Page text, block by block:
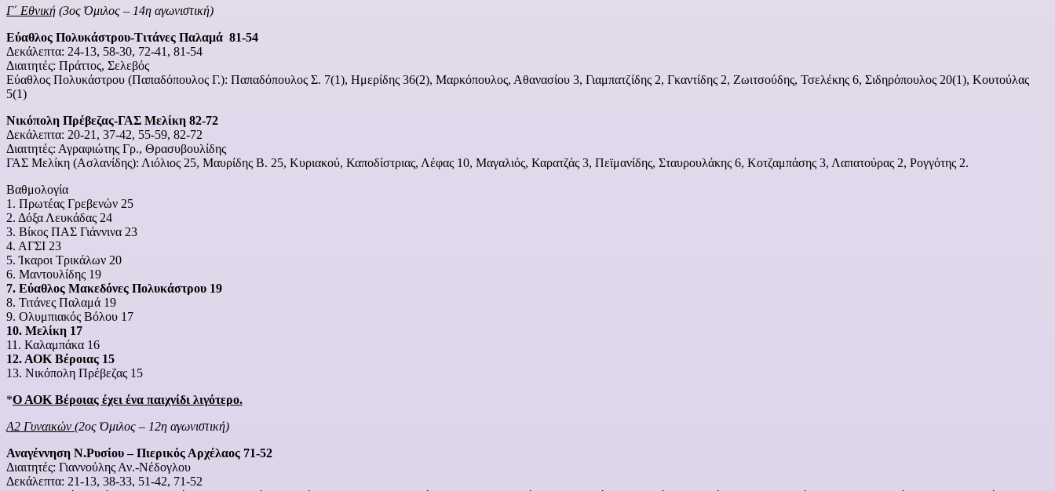
Γ΄ Εθνική (3ος Όμιλος – 14η αγωνιστική)
Εύαθλος Πολυκάστρου-Τιτάνες Παλαμά 81-54
Δεκάλεπτα: 24-13, 58-30, 72-41, 81-54
Διαιτητές: Πράττος, Σελεβός
Εύαθλος Πολυκάστρου (Παπαδόπουλος Γ.): Παπαδόπουλος Σ. 7(1), Ημερίδης 36(2), Μαρκόπουλος, Αθανασίου 3, Γιαμπατζίδης 2, Γκαντίδης 2, Ζωιτσούδης, Τσελέκης 6, Σιδηρόπουλος 20(1), Κουτούλας
5(1)
Νικόπολη Πρέβεζας-ΓΑΣ Μελίκη 82-72
Δεκάλεπτα: 20-21, 37-42, 55-59, 82-72
Διαιτητές: Αγραφιώτης Γρ., Θρασυβουλίδης
ΓΑΣ Μελίκη (Ασλανίδης): Λιόλιος 25, Μαυρίδης Β. 25, Κυριακού, Καποδίστριας, Λέφας 10, Μαγαλιός, Καρατζάς 3, Πεϊμανίδης, Σταυρουλάκης 6, Κοτζαμπάσης 3, Λαπατούρας 2, Ρογγότης 2.
Βαθμολογία
1. Πρωτέας Γρεβενών 25
2. Δόξα Λευκάδας 24
3. Βίκος ΠΑΣ Γιάννινα 23
4. ΑΓΣΙ 23
5. Ίκαροι Τρικάλων 20
6. Μαντουλίδης 19
7. Εύαθλος Μακεδόνες Πολυκάστρου 19
8. Τιτάνες Παλαμά 19
9. Ολυμπιακός Βόλου 17
10. Μελίκη 17
11. Καλαμπάκα 16
12. ΑΟΚ Βέροιας 15
13. Νικόπολη Πρέβεζας 15
*Ο ΑΟΚ Βέροιας έχει ένα παιχνίδι λιγότερο.
Α2 Γυναικών (2ος Όμιλος – 12η αγωνιστική)
Αναγέννηση Ν.Ρυσίου – Πιερικός Αρχέλαος 71-52
Διαιτητές: Γιαννούλης Αν.-Νέδογλου
Δεκάλεπτα: 21-13, 38-33, 51-42, 71-52